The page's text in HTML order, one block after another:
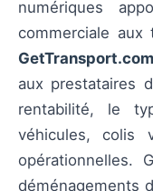
numériques
commerciale aux
GetTransport.com
aux prestataires
rentabilité, le
véhicules, colis
opérationnelles.
déménagements